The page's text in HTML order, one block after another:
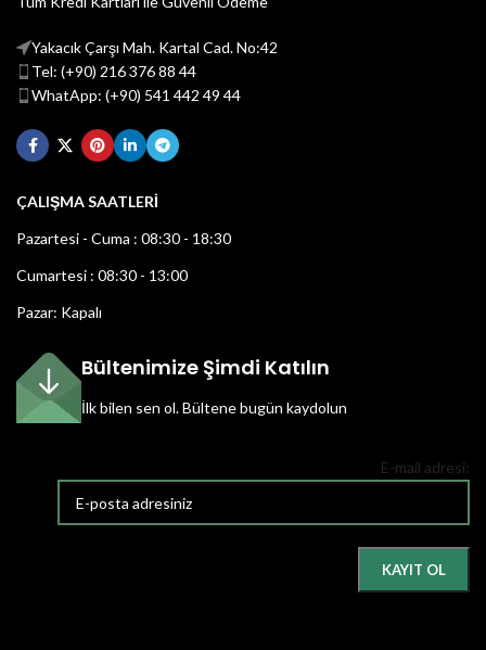
Yakacık Çarşı Mah. Kartal Cad. No:42
Tel: (+90) 216 376 88 44
WhatApp: (+90) 541 442 49 44
ÇALIŞMA SAATLERİ
Pazartesi - Cuma : 08:30 - 18:30
Cumartesi : 08:30 - 13:00
Pazar: Kapalı
Bültenimize Şimdi Katılın
İlk bilen sen ol.Bültene bugün kaydolun
E-mail adresi: